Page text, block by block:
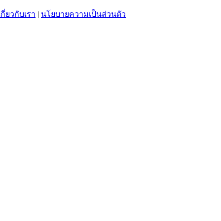
กี่ยวกับเรา | นโยบายความเป็นส่วนตัว